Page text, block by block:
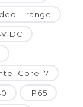
T range
DC
Core i7
IP65